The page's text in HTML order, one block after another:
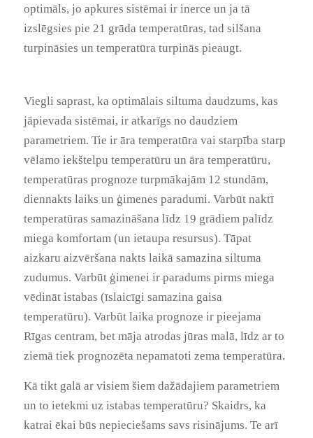
optimāls, jo apkures sistēmai ir inerce un ja tā
izslēgsies pie 21 grāda temperatūras, tad silšana
turpināsies un temperatūra turpinās pieaugt.
Viegli saprast, ka optimālais siltuma daudzums, kas
jāpievada sistēmai, ir atkarīgs no daudziem
parametriem. Tie ir āra temperatūra vai starpība starp
vēlamo iekštelpu temperatūru un āra temperatūru,
temperatūras prognoze turpmākajām 12 stundām,
diennakts laiks un ģimenes paradumi. Varbūt naktī
temperatūras samazināšana līdz 19 grādiem palīdz
miega komfortam (un ietaupa resursus). Tāpat
aizkaru aizvēršana nakts laikā samazina siltuma
zudumus. Varbūt ģimenei ir paradums pirms miega
vēdināt istabas (īslaicīgi samazina gaisa
temperatūru). Varbūt laika prognoze ir pieejama
Rīgas centram, bet māja atrodas jūras malā, līdz ar to
ziemā tiek prognozēta nepamatoti zema temperatūra.
Kā tikt galā ar visiem šiem dažādajiem parametriem
un to ietekmi uz istabas temperatūru? Skaidrs, ka
katrai ēkai būs nepieciešams savs risinājums. Te arī